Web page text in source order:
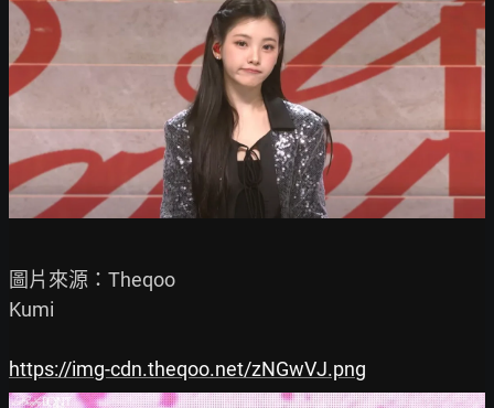
圖片來源：Theqoo
Kumi
https://img-cdn.theqoo.net/zNGwVJ.png